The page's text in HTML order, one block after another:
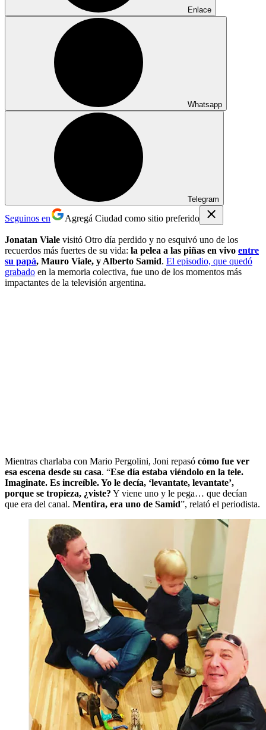
Enlace
Whatsapp
Telegram
Seguinos en Agregá Ciudad como sitio preferido
Jonatan Viale visitó Otro día perdido y no esquivó uno de los
recuerdos más fuertes de su vida: la pelea a las piñas en vivo entre
su papá, Mauro Viale, y Alberto Samid. El episodio, que quedó
grabado en la memoria colectiva, fue uno de los momentos más
impactantes de la televisión argentina.
Mientras charlaba con Mario Pergolini, Joni repasó cómo fue ver
esa escena desde su casa. “Ese día estaba viéndolo en la tele.
Imaginate. Es increíble. Yo le decía, ‘levantate, levantate’,
porque se tropieza, ¿viste? Y viene uno y le pega… que decían
que era del canal. Mentira, era uno de Samid”, relató el periodista.